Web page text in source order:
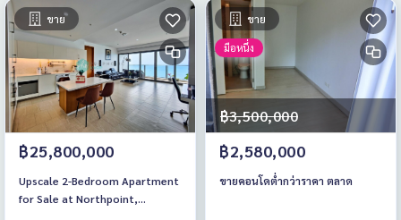
ขาย
฿25,800,000
Upscale 2-Bedroom Apartment
for Sale at Northpoint,
ขาย
มือหนึ่ง
฿3,500,000
฿2,580,000
ขายคอนโดต่ำกว่าราคา ตลาด